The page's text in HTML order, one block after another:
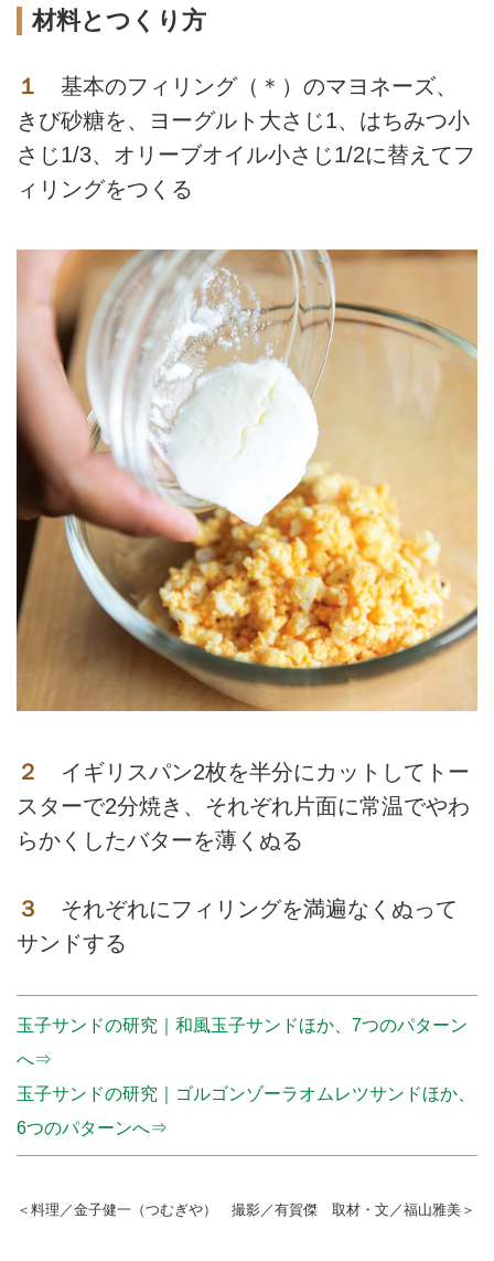
材料とつくり方
１
基本のフィリング（＊）のマヨネーズ、
きび砂糖を、ヨーグルト大さじ1、はちみつ小
さじ1/3、オリーブオイル小さじ1/2に替えてフ
ィリングをつくる
２
イギリスパン2枚を半分にカットしてトー
スターで2分焼き、それぞれ片面に常温でやわ
らかくしたバターを薄くぬる
３
それぞれにフィリングを満遍なくぬって
サンドする
玉子サンドの研究｜和風玉子サンドほか、7つのパターン
へ⇒
玉子サンドの研究｜ゴルゴンゾーラオムレツサンドほか、
6つのパターンへ⇒
＜料理／金子健一（つむぎや） 撮影／有賀傑 取材・文／福山雅美＞